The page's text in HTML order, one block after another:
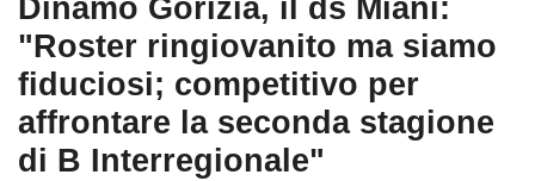
Dinamo Gorizia, il ds Miani:
"Roster ringiovanito ma siamo
fiduciosi; competitivo per
affrontare la seconda stagione
di B Interregionale"